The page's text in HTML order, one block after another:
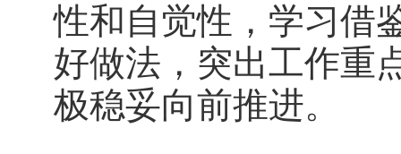
性和自觉性，学习借
好做法，突出工作重
极稳妥向前推进。